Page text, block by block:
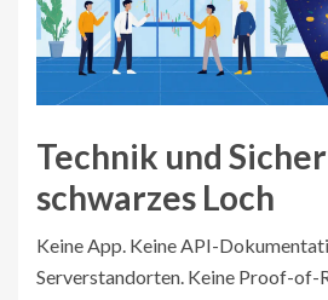
Technik und
schwarzes Loch
Keine App. Keine API-
Serverstandorten. Keine Proof-of-